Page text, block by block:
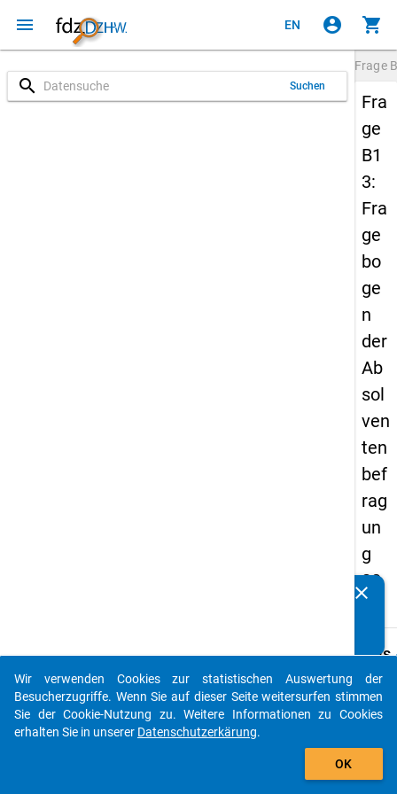
menu EN account_circle shopping_cart
search Suchen
Frage
Fra
ge
B1
3:
Fra
ge
bo
ge
n
der
Ab
sol
ven
ten
bef
rag
un
g
20
Details
B13
clear
auto_stories
add_shopping_cart
Wir verwenden Cookies zur statistischen Auswertung der
Besucherzugriffe. Wenn Sie auf dieser Seite weitersurfen stimmen
Sie der Cookie-Nutzung zu. Weitere Informationen zu Cookies
erhalten Sie in unserer Datenschutzerkärung.
OK